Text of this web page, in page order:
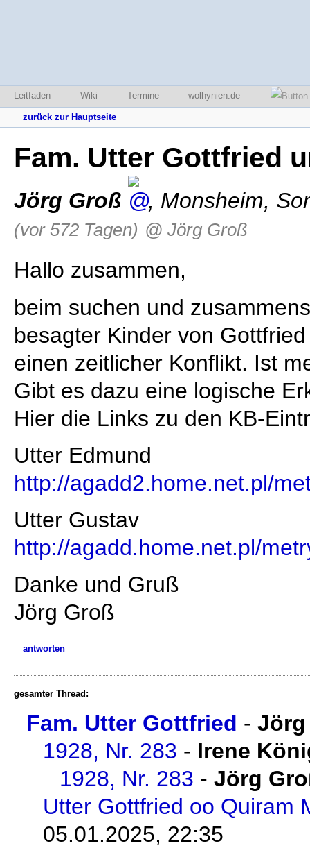
Leitfaden Wiki Termine wolhynien.de
zurück zur Hauptseite
Fam. Utter Gottfried
Jörg Groß , Monsheim,
(vor 572 Tagen) @ Jörg Groß
Hallo zusammen,
beim suchen und
besagter Kinder von
einen zeitlicher Konflikt. Ist
Gibt es dazu eine logische
Hier die Links zu den KB-
Utter Edmund
http://agadd2.home.net.pl/
Utter Gustav
http://agadd.home.net.pl/
Danke und Gruß
Jörg Groß
antworten
gesamter Thread:
Fam. Utter Gottfried -
1928, Nr. 283 - Irene
1928, Nr. 283 - Jörg
Utter Gottfried oo Quiram
05.01.2025, 22:35